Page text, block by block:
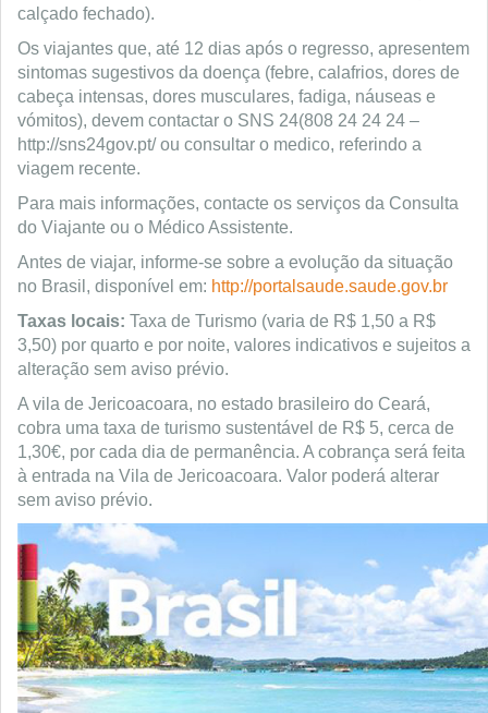
calçado fechado).
Os viajantes que, até 12 dias após o regresso, apresentem
sintomas sugestivos da doença (febre, calafrios, dores de
cabeça intensas, dores musculares, fadiga, náuseas e
vómitos), devem contactar o SNS 24(808 24 24 24 –
http://sns24gov.pt/ ou consultar o medico, referindo a
viagem recente.
Para mais informações, contacte os serviços da Consulta
do Viajante ou o Médico Assistente.
Antes de viajar, informe-se sobre a evolução da situação
no Brasil, disponível em: http://portalsaude.saude.gov.br
Taxas locais: Taxa de Turismo (varia de R$ 1,50 a R$
3,50) por quarto e por noite, valores indicativos e sujeitos a
alteração sem aviso prévio.
A vila de Jericoacoara, no estado brasileiro do Ceará,
cobra uma taxa de turismo sustentável de R$ 5, cerca de
1,30€, por cada dia de permanência. A cobrança será feita
à entrada na Vila de Jericoacoara. Valor poderá alterar
sem aviso prévio.